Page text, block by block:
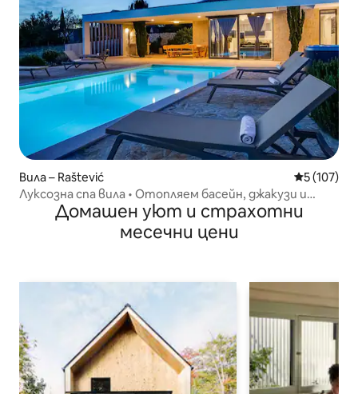
Вила – Raštević Средна
5 (107)
Луксозна спа вила • Отопляем басейн, джакузи и
Домашен уют и страхотни
месечни цени